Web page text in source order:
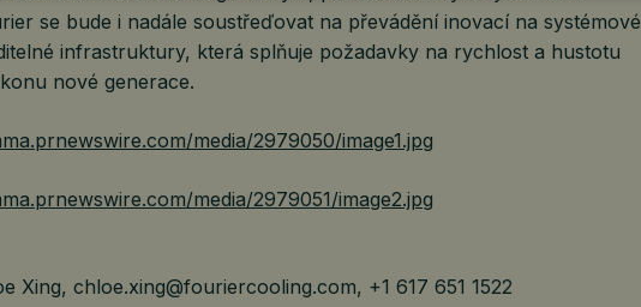
se bude i nadále soustřeďovat na převádění inovací na systémové
infrastruktury, která splňuje požadavky na rychlost a hustotu
nové generace.
media/2979050/image1.jpg
media/2979051/image2.jpg
Xing, chloe.xing@fouriercooling.com, +1 617 651 1522